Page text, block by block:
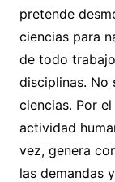
pretende
ciencias para
de todo
disciplinas. No
ciencias. Por
actividad
vez, genera
las demandas